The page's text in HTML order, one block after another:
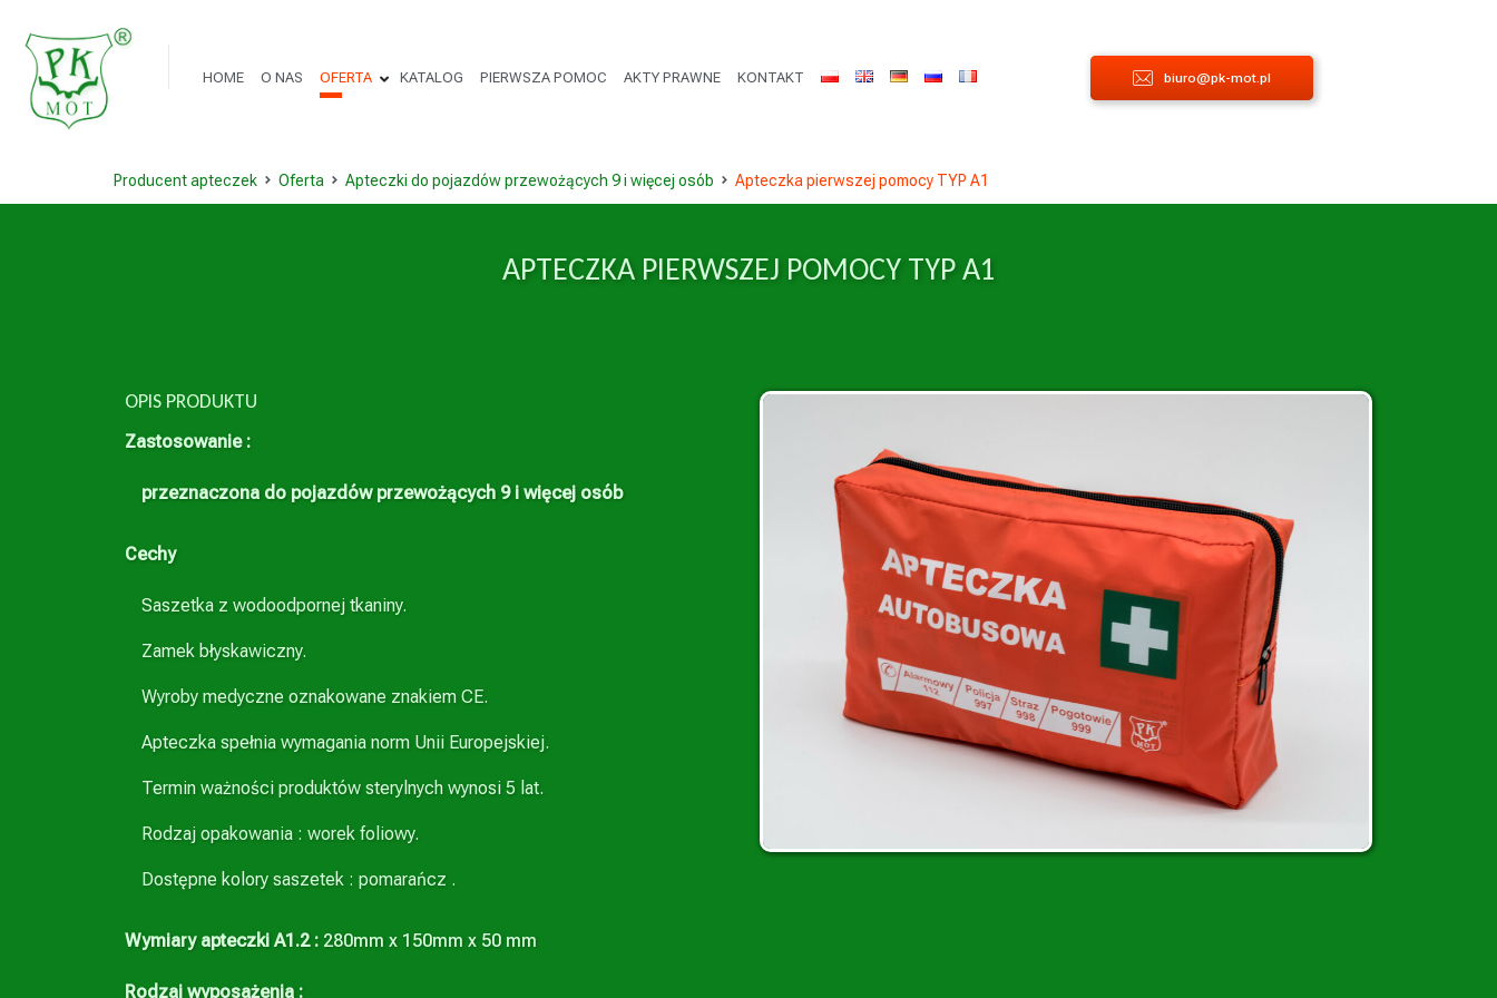
HOME O NAS OFERTA KATALOG PIERWSZA POMOC AKTY PRAWNE KONTAKT biuro@pk-mot.pl
Producent apteczek Oferta Apteczki do pojazdów przewożących 9 i więcej osób Apteczka pierwszej pomocy TYP A1
APTECZKA PIERWSZEJ POMOCY TYP A1
OPIS PRODUKTU
Zastosowanie :
przeznaczona do pojazdów przewożących 9 i więcej osób
Cechy
Saszetka z wodoodpornej tkaniny.
Zamek błyskawiczny.
Wyroby medyczne oznakowane znakiem CE.
Apteczka spełnia wymagania norm Unii Europejskiej.
Termin ważności produktów sterylnych wynosi 5 lat.
Rodzaj opakowania : worek foliowy.
Dostępne kolory saszetek : pomarańcz .
Wymiary apteczki A1.2 : 280mm x 150mm x 50 mm
Rodzaj wyposażenia :